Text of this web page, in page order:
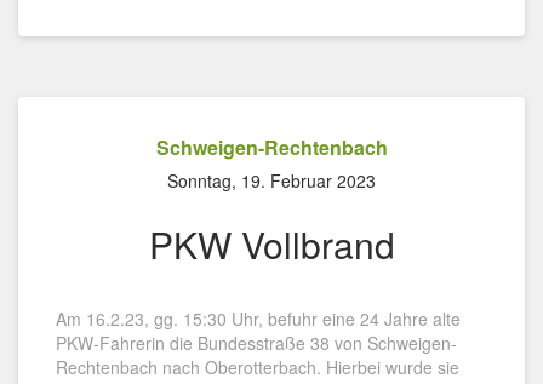
Schweigen-Rechtenbach
Sonntag, 19. Februar 2023
PKW Vollbrand
Am 16.2.23, gg. 15:30 Uhr, befuhr eine 24 Jahre alte
PKW-Fahrerin die Bundesstraße 38 von Schweigen-
Rechtenbach nach Oberotterbach. Hierbei wurde sie